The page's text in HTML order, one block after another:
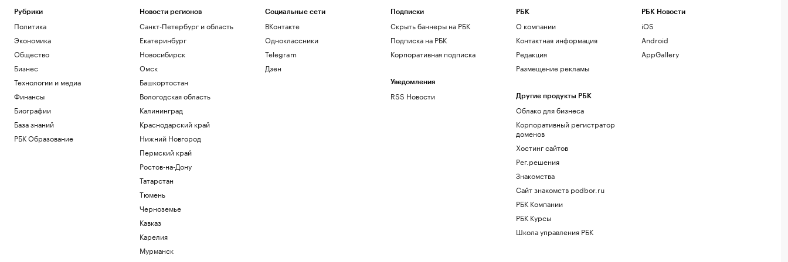
Рубрики
Политика
Экономика
Общество
Бизнес
Технологии и медиа
Финансы
Биографии
База знаний
РБК Образование
Новости регионов
Санкт-Петербург и область
Екатеринбург
Новосибирск
Омск
Башкортостан
Вологодская область
Калининград
Краснодарский край
Нижний Новгород
Пермский край
Ростов-на-Дону
Татарстан
Тюмень
Черноземье
Кавказ
Карелия
Мурманск
Социальные сети
ВКонтакте
Одноклассники
Telegram
Дзен
Подписки
Скрыть баннеры на РБК
Подписка на РБК
Корпоративная подписка
Уведомления
RSS Новости
РБК
О компании
Контактная информация
Редакция
Размещение рекламы
Другие продукты РБК
Облако для бизнеса
Корпоративный регистратор
доменов
Хостинг сайтов
Рег.решения
Знакомства
Сайт знакомств podbor.ru
РБК Компании
РБК Курсы
Школа управления РБК
РБК Новости
iOS
Android
AppGallery